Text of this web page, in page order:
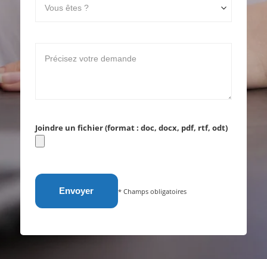
Joindre un fichier (format : doc, docx, pdf, rtf, odt)
* Champs obligatoires